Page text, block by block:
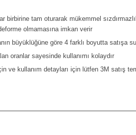
birbirine tam oturarak mükemmel
olmamasına imkan verir
büyüklüğüne göre 4 farklı boyutta satışa
oranlar sayesinde kullanımı kolaydır
ve kullanım detayları için lütfen 3M satış